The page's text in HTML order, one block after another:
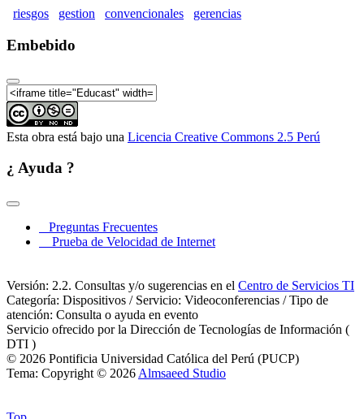
riesgos gestion convencionales gerencias
Embebido
Esta obra está bajo una Licencia Creative Commons 2.5 Perú
¿ Ayuda ?
Preguntas Frecuentes
Prueba de Velocidad de Internet
Versión: 2.2. Consultas y/o sugerencias en el Centro de Servicios TI
Categoría: Dispositivos / Servicio: Videoconferencias / Tipo de
atención: Consulta o ayuda en evento
Servicio ofrecido por la Dirección de Tecnologías de Información (
DTI )
© 2026 Pontificia Universidad Católica del Perú (PUCP)
Tema: Copyright © 2026 Almsaeed Studio